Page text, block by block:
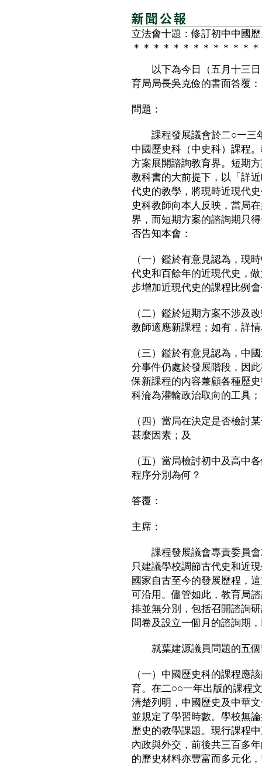
立法會十題：修訂初中中國
＊＊＊＊＊＊＊＊＊＊＊＊
以下為今日（五月十三日
育局局長吳克儉的書面答覆：
問題：
課程發展議會於二○一三
中國歷史科（中史科）課程
方案展開諮詢教育界。短期
教科書的大前提下，以「詳
代史的教學，將現時近現代
史科教師向本人反映，當局
界，而短期方案的諮詢期只
否告知本會：
（一）鑑於有意見認為，現
代史和百餘年的近現代史，
步增加近現代史的課程比例
（二）鑑於短期方案不涉及
教師適應新課程；如有，詳
（三）鑑於有意見認為，中
分事件仍處於發展階段，因
保新課程的內容兼顧各種歷
科淪為灌輸政治取向的工具；
（四）當局在決定是否檢討
甚麼因素；及
（五）當局檢討初中及高中
程序分別為何？
答覆：
主席：
課程發展議會專責委員會
只建議學校調節古代史和近
國家自古至今的發展歷程，
可沿用。儘管如此，教育局
排並無分別，包括召開諮詢
問卷及設立一個月的諮詢期
就葉建源議員問題的五個
（一）中國歷史科的課程應
育。在二○○一年出版的課程
清楚列明，中國歷史及中華
並規定了學習時數。學校無
歷史的教學課題。現行課程
內政與外交，前後共三百多
的歷史材料亦豐富而多元化